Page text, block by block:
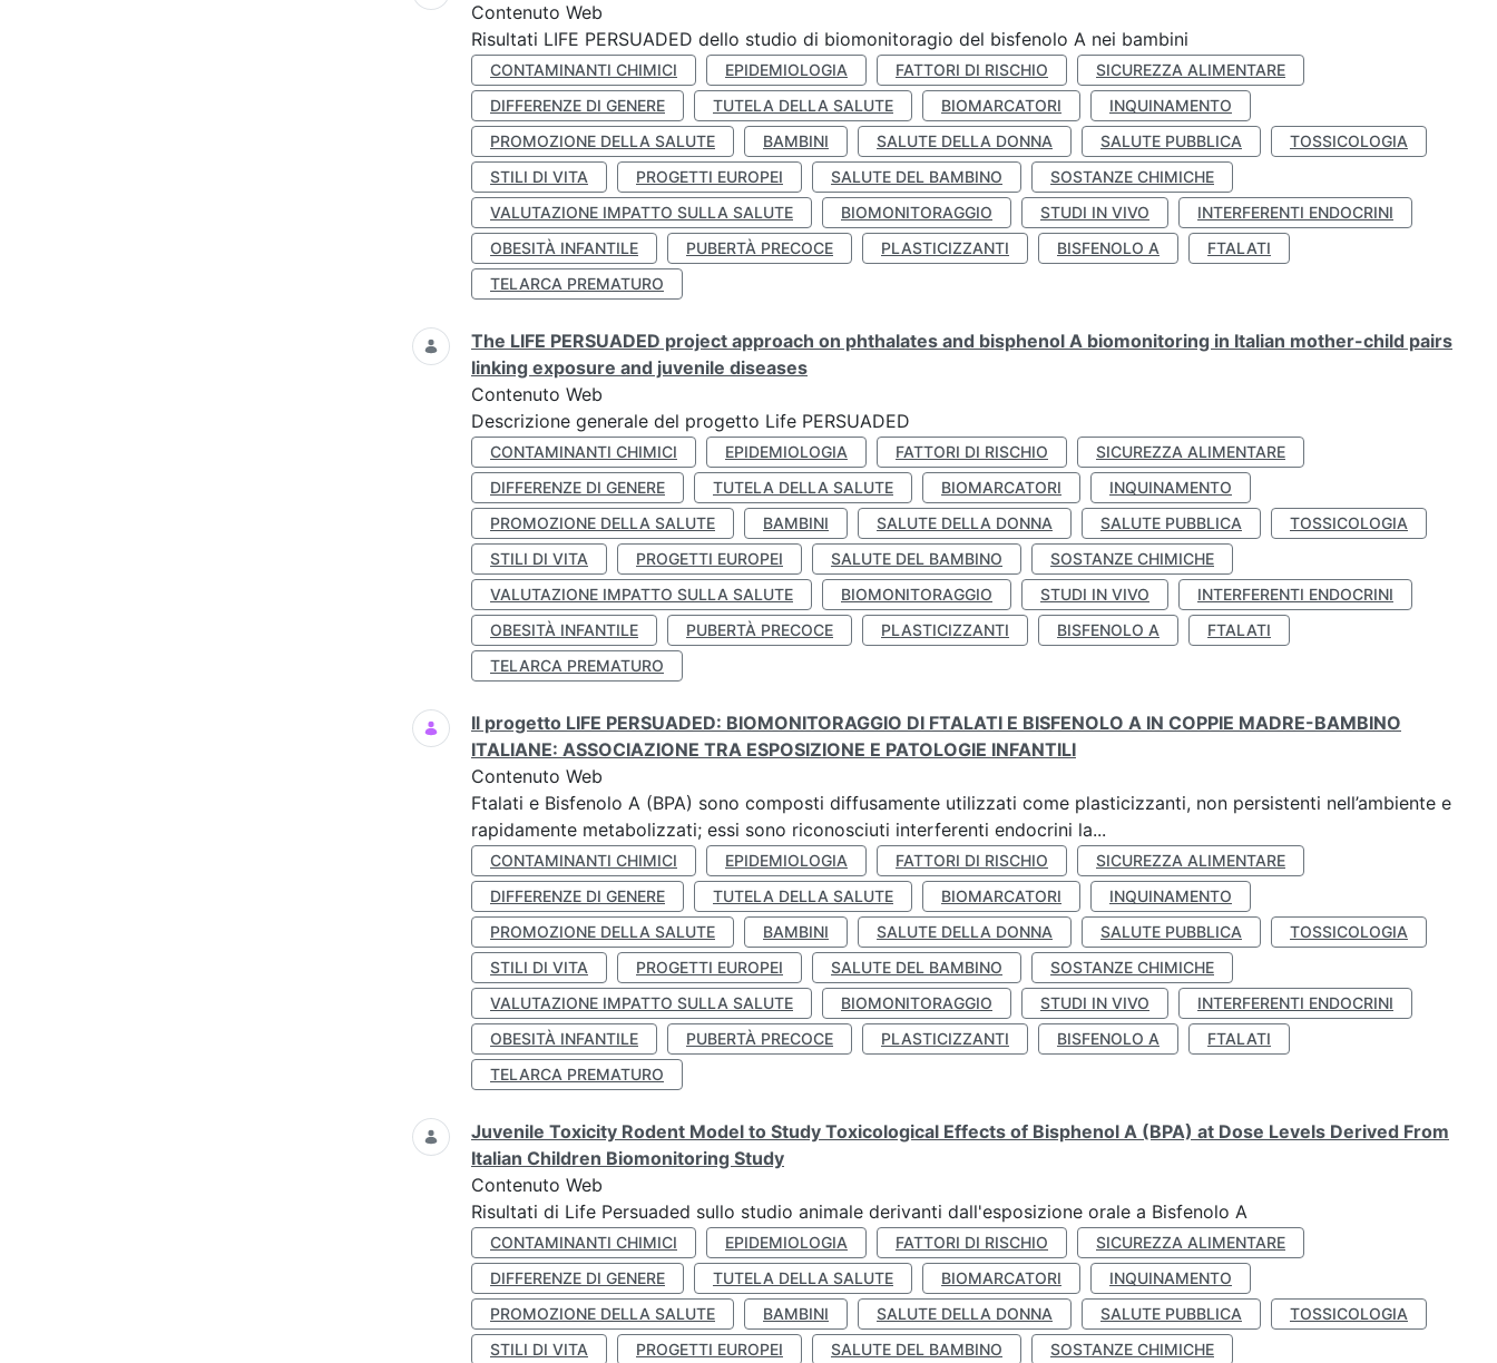
Contenuto Web
Risultati LIFE PERSUADED dello studio di biomonitoragio del bisfenolo A nei bambini
CONTAMINANTI CHIMICI EPIDEMIOLOGIA FATTORI DI RISCHIO
SICUREZZA ALIMENTARE
DIFFERENZE DI GENERE
TUTELA DELLA SALUTE BIOMARCATORI
INQUINAMENTO
PROMOZIONE DELLA SALUTE
BAMBINI SALUTE DELLA DONNA SALUTE PUBBLICA
TOSSICOLOGIA
STILI DI VITA
PROGETTI EUROPEI SALUTE DEL BAMBINO
SOSTANZE CHIMICHE
VALUTAZIONE IMPATTO SULLA SALUTE
BIOMONITORAGGIO STUDI IN VIVO
INTERFERENTI ENDOCRINI
OBESITÀ INFANTILE
PUBERTÀ PRECOCE PLASTICIZZANTI BISFENOLO A
FTALATI
TELARCA PREMATURO
The LIFE PERSUADED project approach on phthalates and bisphenol A biomonitoring in Italian mother-child pairs
linking exposure and juvenile diseases
Contenuto Web
Descrizione generale del progetto Life PERSUADED
CONTAMINANTI CHIMICI EPIDEMIOLOGIA FATTORI DI RISCHIO
SICUREZZA ALIMENTARE
DIFFERENZE DI GENERE
TUTELA DELLA SALUTE BIOMARCATORI
INQUINAMENTO
PROMOZIONE DELLA SALUTE
BAMBINI SALUTE DELLA DONNA SALUTE PUBBLICA
TOSSICOLOGIA
STILI DI VITA
PROGETTI EUROPEI SALUTE DEL BAMBINO
SOSTANZE CHIMICHE
VALUTAZIONE IMPATTO SULLA SALUTE
BIOMONITORAGGIO STUDI IN VIVO
INTERFERENTI ENDOCRINI
OBESITÀ INFANTILE
PUBERTÀ PRECOCE PLASTICIZZANTI BISFENOLO A
FTALATI
TELARCA PREMATURO
Il progetto LIFE PERSUADED: BIOMONITORAGGIO DI FTALATI E BISFENOLO A IN COPPIE MADRE-BAMBINO
ITALIANE: ASSOCIAZIONE TRA ESPOSIZIONE E PATOLOGIE INFANTILI
Contenuto Web
Ftalati e Bisfenolo A (BPA) sono composti diffusamente utilizzati come plasticizzanti, non persistenti nell’ambiente e
rapidamente metabolizzati; essi sono riconosciuti interferenti endocrini la...
CONTAMINANTI CHIMICI EPIDEMIOLOGIA FATTORI DI RISCHIO
SICUREZZA ALIMENTARE
DIFFERENZE DI GENERE
TUTELA DELLA SALUTE BIOMARCATORI
INQUINAMENTO
PROMOZIONE DELLA SALUTE
BAMBINI SALUTE DELLA DONNA SALUTE PUBBLICA
TOSSICOLOGIA
STILI DI VITA
PROGETTI EUROPEI SALUTE DEL BAMBINO
SOSTANZE CHIMICHE
VALUTAZIONE IMPATTO SULLA SALUTE
BIOMONITORAGGIO STUDI IN VIVO
INTERFERENTI ENDOCRINI
OBESITÀ INFANTILE
PUBERTÀ PRECOCE PLASTICIZZANTI BISFENOLO A
FTALATI
TELARCA PREMATURO
Juvenile Toxicity Rodent Model to Study Toxicological Effects of Bisphenol A (BPA) at Dose Levels Derived From
Italian Children Biomonitoring Study
Contenuto Web
Risultati di Life Persuaded sullo studio animale derivanti dall'esposizione orale a Bisfenolo A
CONTAMINANTI CHIMICI EPIDEMIOLOGIA FATTORI DI RISCHIO
SICUREZZA ALIMENTARE
DIFFERENZE DI GENERE
TUTELA DELLA SALUTE BIOMARCATORI
INQUINAMENTO
PROMOZIONE DELLA SALUTE
BAMBINI SALUTE DELLA DONNA SALUTE PUBBLICA
TOSSICOLOGIA
STILI DI VITA
PROGETTI EUROPEI SALUTE DEL BAMBINO
SOSTANZE CHIMICHE